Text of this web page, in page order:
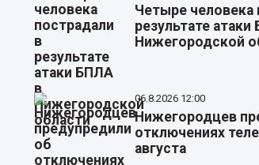
Четыре человека
результате
Нижегородской
06.8.2026 12:00
Нижегородцев
отключениях
августа